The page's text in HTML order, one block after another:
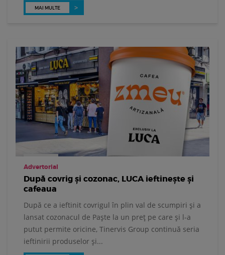
MAI MULTE
Advertorial
După covrig și cozonac, LUCA ieftinește și
cafeaua
După ce a ieftinit covrigul în plin val de scumpiri și a
lansat cozonacul de Paște la un preț pe care și l-a
putut permite oricine, Tinervis Group continuă seria
ieftinirii produselor și...